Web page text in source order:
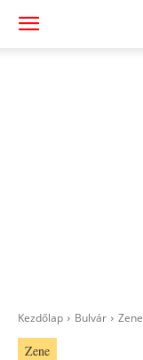
Kezdőlap Bulvár Zene
Zene